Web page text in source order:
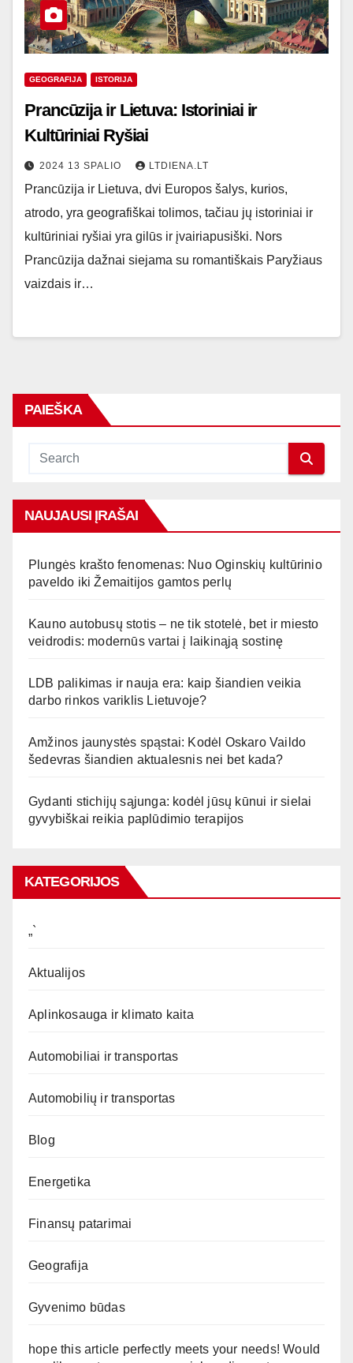
GEOGRAFIJA ISTORIJA
Prancūzija ir Lietuva: Istoriniai ir
Kultūriniai Ryšiai
2024 13 SPALIO LTDIENA.LT
Prancūzija ir Lietuva, dvi Europos šalys, kurios,
atrodo, yra geografiškai tolimos, tačiau jų istoriniai ir
kultūriniai ryšiai yra gilūs ir įvairiapusiški. Nors
Prancūzija dažnai siejama su romantiškais Paryžiaus
vaizdais ir…
PAIEŠKA
NAUJAUSI ĮRAŠAI
Plungės krašto fenomenas: Nuo Oginskių kultūrinio
paveldo iki Žemaitijos gamtos perlų
Kauno autobusų stotis – ne tik stotelė, bet ir miesto
veidrodis: modernūs vartai į laikinąją sostinę
LDB palikimas ir nauja era: kaip šiandien veikia
darbo rinkos variklis Lietuvoje?
Amžinos jaunystės spąstai: Kodėl Oskaro Vaildo
šedevras šiandien aktualesnis nei bet kada?
Gydanti stichijų sąjunga: kodėl jūsų kūnui ir sielai
gyvybiškai reikia paplūdimio terapijos
KATEGORIJOS
„`
Aktualijos
Aplinkosauga ir klimato kaita
Automobiliai ir transportas
Automobilių ir transportas
Blog
Energetika
Finansų patarimai
Geografija
Gyvenimo būdas
hope this article perfectly meets your needs! Would